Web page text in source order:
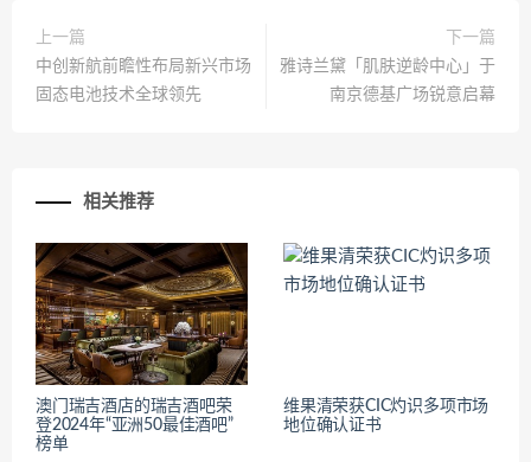
上一篇
中创新航前瞻性布局新兴市场
固态电池技术全球领先
下一篇
雅诗兰黛「肌肤逆龄中心」于
南京德基广场锐意启幕
相关推荐
澳门瑞吉酒店的瑞吉酒吧荣
登2024年“亚洲50最佳酒吧”
榜单
维果清荣获CIC灼识多项市场
地位确认证书